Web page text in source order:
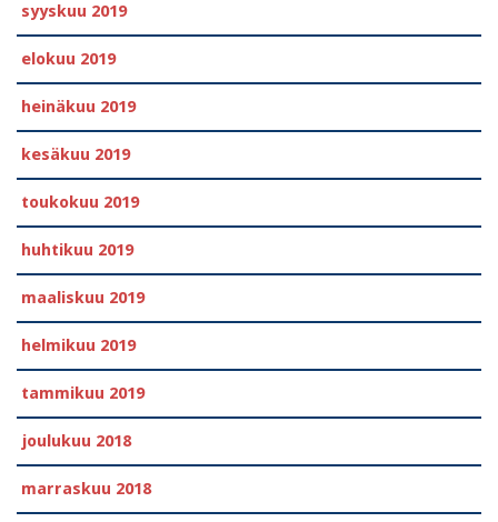
syyskuu 2019
elokuu 2019
heinäkuu 2019
kesäkuu 2019
toukokuu 2019
huhtikuu 2019
maaliskuu 2019
helmikuu 2019
tammikuu 2019
joulukuu 2018
marraskuu 2018